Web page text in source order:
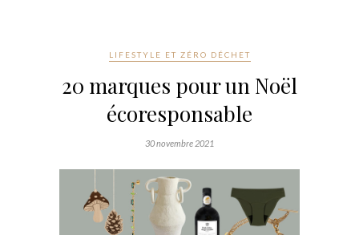
LIFESTYLE ET ZÉRO DÉCHET
20 marques pour un Noël
écoresponsable
30 novembre 2021